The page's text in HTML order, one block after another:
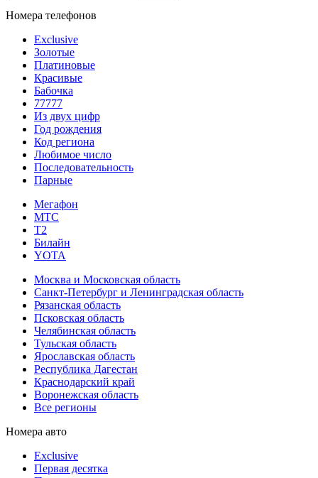
Номера телефонов
Exclusive
Золотые
Платиновые
Красивые
Бабочка
77777
Из двух цифр
Год рождения
Код региона
Любимое число
Последовательность
Парные
Мегафон
МТС
Т2
Билайн
YOTA
Москва и Московская область
Санкт-Петербург и Ленинградская область
Рязанская область
Псковская область
Челябинская область
Тульская область
Ярославская область
Республика Дагестан
Краснодарский край
Воронежская область
Все регионы
Номера авто
Exclusive
Первая десятка